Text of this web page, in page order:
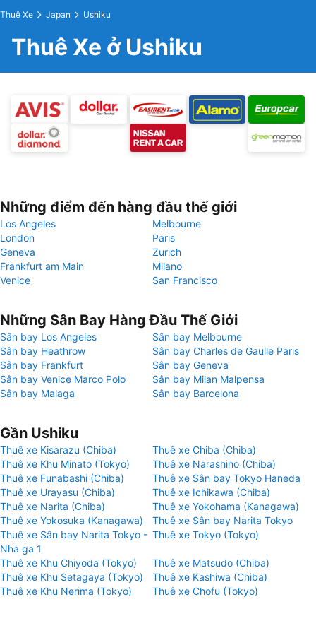
Thuê Xe Japan Ushiku
Thuê Xe ở Ushiku
Những điểm đến hàng đầu thế giới
Los Angeles
Melbourne
London
Paris
Geneva
Zurich
Frankfurt am Main
Milano
Venice
San Francisco
Những Sân Bay Hàng Đầu Thế Giới
Sân bay Los Angeles
Sân bay Melbourne
Sân bay Heathrow
Sân bay Charles de Gaulle Paris
Sân bay Frankfurt
Sân bay Geneva
Sân bay Venice Marco Polo
Sân bay Milan Malpensa
Sân bay Malaga
Sân bay Barcelona
Gần Ushiku
Thuê xe Kisarazu (Chiba)
Thuê xe Chiba (Chiba)
Thuê xe Khu Minato (Tokyo)
Thuê xe Narashino (Chiba)
Thuê xe Funabashi (Chiba)
Thuê xe Sân bay Tokyo Haneda
Thuê xe Urayasu (Chiba)
Thuê xe Ichikawa (Chiba)
Thuê xe Narita (Chiba)
Thuê xe Yokohama (Kanagawa)
Thuê xe Yokosuka (Kanagawa)
Thuê xe Sân bay Narita Tokyo
Thuê xe Sân bay Narita Tokyo -
Nhà ga 1
Thuê xe Tokyo (Tokyo)
Thuê xe Khu Chiyoda (Tokyo)
Thuê xe Matsudo (Chiba)
Thuê xe Khu Setagaya (Tokyo)
Thuê xe Kashiwa (Chiba)
Thuê xe Khu Nerima (Tokyo)
Thuê xe Chofu (Tokyo)